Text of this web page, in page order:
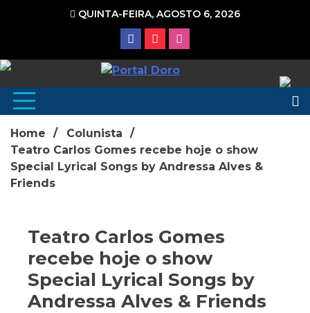
conteúdo
QUINTA-FEIRA, AGOSTO 6, 2026
Portal de Notícias
Home
Colunista
Teatro Carlos Gomes recebe hoje o show
Special Lyrical Songs by Andressa Alves &
Friends
Teatro Carlos Gomes
recebe hoje o show
Special Lyrical Songs by
Andressa Alves & Friends